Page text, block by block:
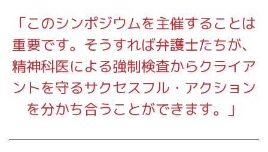
「このシンポジウムを主催することは
重要です。そうすれば弁護士たちが、
精神科医による強制検査からクライア
ントを守るサクセスフル・アクション
を分かち合うことができます。」